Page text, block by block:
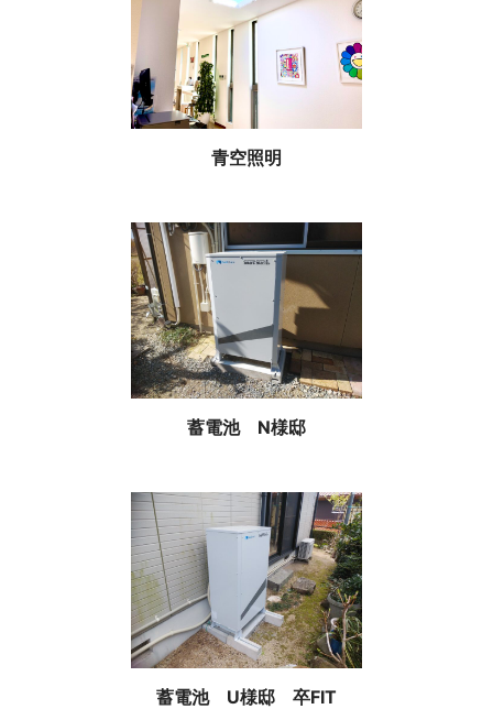
青空照明
蓄電池 N様邸
蓄電池 U様邸 卒FIT